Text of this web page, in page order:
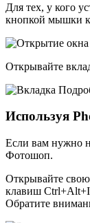
Для тех, у кого
кнопкой мышки
Открывайте
Используя
Если вам нужно
Фотошоп.
Открывайте
клавиш
Обратите